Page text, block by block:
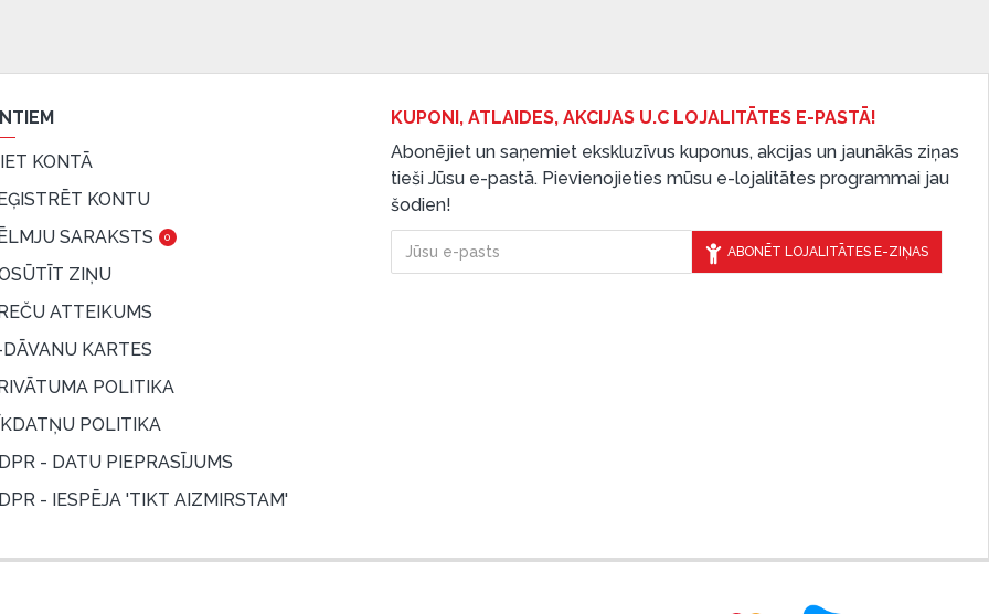
KONTĀ
KONTU
SARAKSTS
0
ZIŅU
ATTEIKUMS
KARTES
POLITIKA
POLITIKA
- DATU PIEPRASĪJUMS
- IESPĒJA 'TIKT AIZMIRSTAM'
KUPONI, ATLAIDES, AKCIJAS U.C LOJALITĀTES E-PASTĀ!
Abonējiet un saņemiet ekskluzīvus kuponus, akcijas un jaunākās ziņas
tieši Jūsu e-pastā. Pievienojieties mūsu e-lojalitātes programmai jau
šodien!
ABONĒT LOJALITĀTES E-ZIŅAS